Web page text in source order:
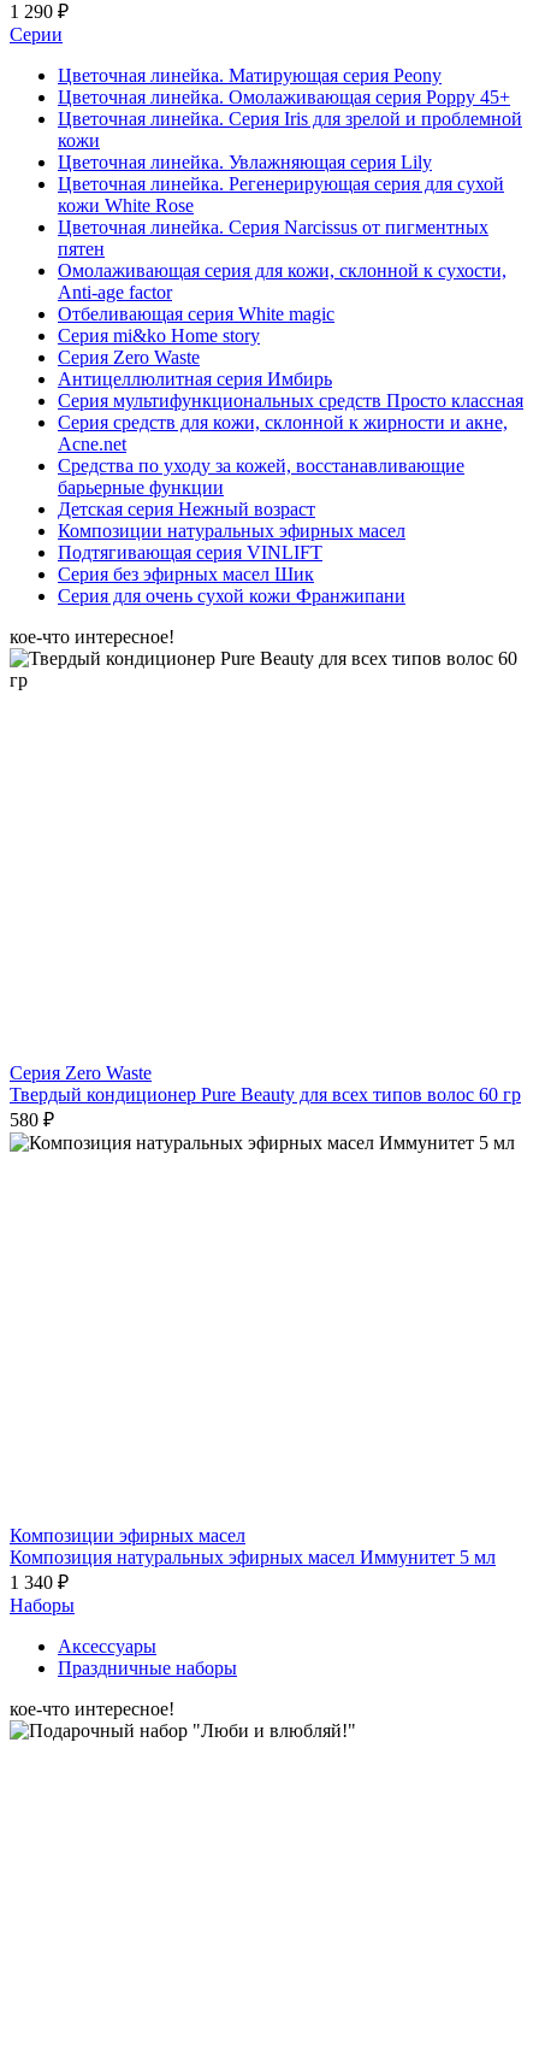
1 290 ₽
Серии
Цветочная линейка. Матирующая серия Peony
Цветочная линейка. Омолаживающая серия Poppy 45+
Цветочная линейка. Серия Iris для зрелой и проблемной
кожи
Цветочная линейка. Увлажняющая серия Lily
Цветочная линейка. Регенерирующая серия для сухой
кожи White Rose
Цветочная линейка. Серия Narcissus от пигментных
пятен
Омолаживающая серия для кожи, склонной к сухости,
Anti-age factor
Отбеливающая серия White magic
Серия mi&ko Home story
Серия Zero Waste
Антицеллюлитная серия Имбирь
Серия мультифункциональных средств Просто классная
Серия средств для кожи, склонной к жирности и акне,
Acne.net
Средства по уходу за кожей, восстанавливающие
барьерные функции
Детская серия Нежный возраст
Композиции натуральных эфирных масел
Подтягивающая серия VINLIFT
Серия без эфирных масел Шик
Серия для очень сухой кожи Франжипани
кое-что интересное!
Серия Zero Waste
Твердый кондиционер Pure Beauty для всех типов волос 60 гр
580 ₽
Композиции эфирных масел
Композиция натуральных эфирных масел Иммунитет 5 мл
1 340 ₽
Наборы
Аксессуары
Праздничные наборы
кое-что интересное!